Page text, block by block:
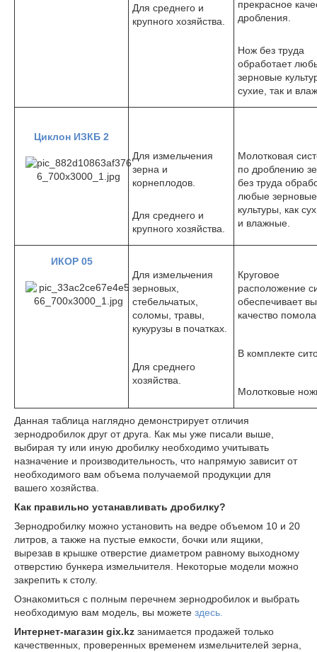
Для среднего и
крупного хозяйства.
прекрасное
дробления.
Нож без труда
обработает
зерновые
сухие, так и
Циклон ИЗКБ 2
Для измельчения
зерна и
корнеплодов.
Для среднего и
крупного хозяйства.
Молотковая
по дроблению
без труда
любые зерновые
культуры, как
и влажные.
ИКОР 05
Для измельчения
зерновых,
стебельчатых,
соломы, травы,
кукурузы в початках.
Для среднего
хозяйства.
Круговое
расположение
обеспечивает
качество
В комплекте
Молотковые
Данная таблица наглядно демонстрирует отличия
зернодробилок друг от друга. Как мы уже писали выше,
выбирая ту или иную дробилку необходимо учитывать
назначение и производительность, что напрямую зависит от
необходимого вам объема получаемой продукции для
вашего хозяйства.
Как правильно устанавливать дробилку?
Зернодробилку можно установить на ведре объемом 10 и 20
литров, а также на пустые емкости, бочки или ящики,
вырезав в крышке отверстие диаметром равному выходному
отверстию бункера измельчителя. Некоторые модели можно
закрепить к столу.
Ознакомиться с полным перечнем зернодробилок и выбрать
необходимую вам модель, вы можете здесь.
Интернет-магазин gix.kz занимается продажей только
качественных, проверенных временем измельчителей зерна,